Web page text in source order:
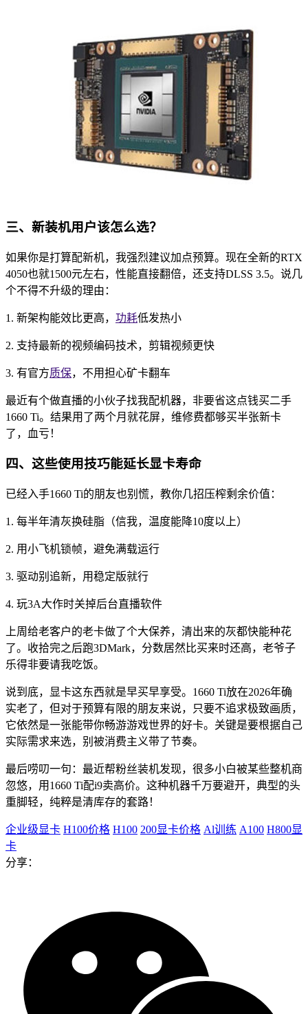
三、新装机用户该怎么选？
如果你是打算配新机，我强烈建议加点预算。现在全新的RTX
4050也就1500元左右，性能直接翻倍，还支持DLSS 3.5。说几
个不得不升级的理由：
1. 新架构能效比更高， 功耗低发热小
2. 支持最新的视频编码技术，剪辑视频更快
3. 有官方质保，不用担心矿卡翻车
最近有个做直播的小伙子找我配机器，非要省这点钱买二手
1660 Ti。结果用了两个月就花屏，维修费都够买半张新卡
了，血亏！
四、这些使用技巧能延长显卡寿命
已经入手1660 Ti的朋友也别慌，教你几招压榨剩余价值：
1. 每半年清灰换硅脂（信我，温度能降10度以上）
2. 用小飞机锁帧，避免满载运行
3. 驱动别追新，用稳定版就行
4. 玩3A大作时关掉后台直播软件
上周给老客户的老卡做了个大保养，清出来的灰都快能种花
了。收拾完之后跑3DMark，分数居然比买来时还高，老爷子
乐得非要请我吃饭。
说到底，显卡这东西就是早买早享受。1660 Ti放在2026年确
实老了，但对于预算有限的朋友来说，只要不追求极致画质，
它依然是一张能带你畅游游戏世界的好卡。关键是要根据自己
实际需求来选，别被消费主义带了节奏。
最后唠叨一句：最近帮粉丝装机发现，很多小白被某些整机商
忽悠，用1660 Ti配i9卖高价。这种机器千万要避开，典型的头
重脚轻，纯粹是清库存的套路！
企业级显卡 H100价格 H100 200显卡价格 Al训练 A100 H800显
卡
分享：